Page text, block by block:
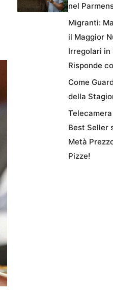
nel
Migranti:
il Maggior
Irregolari in
Risponde
Come
della
Best Seller
Metà
Pizze!